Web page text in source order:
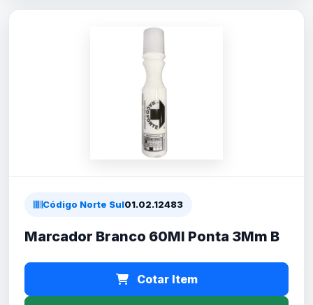
Código Norte Sul01.02.12483
Marcador Branco 60Ml Ponta 3Mm B
Cotar Item